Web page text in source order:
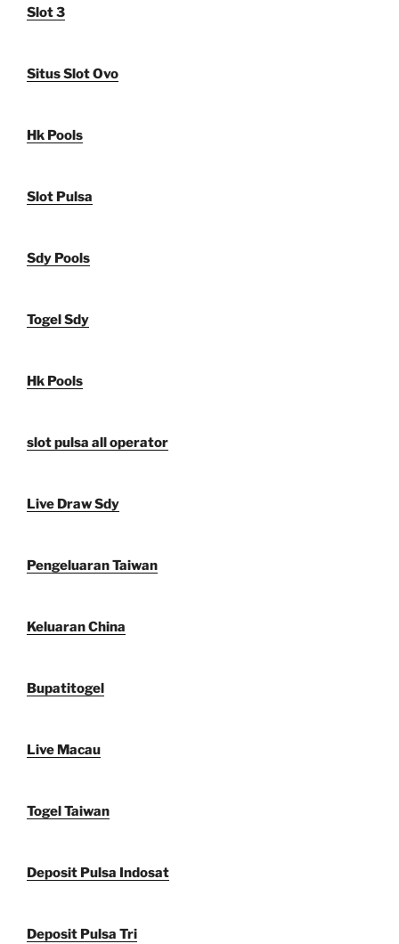
Slot 3
Situs Slot Ovo
Hk Pools
Slot Pulsa
Sdy Pools
Togel Sdy
Hk Pools
slot pulsa all operator
Live Draw Sdy
Pengeluaran Taiwan
Keluaran China
Bupatitogel
Live Macau
Togel Taiwan
Deposit Pulsa Indosat
Deposit Pulsa Tri